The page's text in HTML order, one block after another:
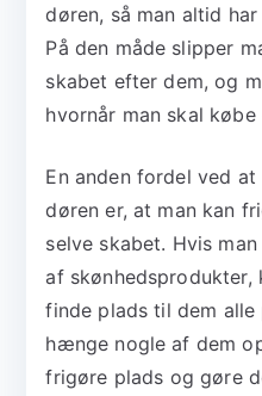
døren, så man altid
På den måde slipper
skabet efter dem, og
hvornår man skal købe
En anden fordel ved
døren er, at man kan
selve skabet. Hvis
af
finde plads til dem alle
hænge nogle af dem
frigøre plads og gøre